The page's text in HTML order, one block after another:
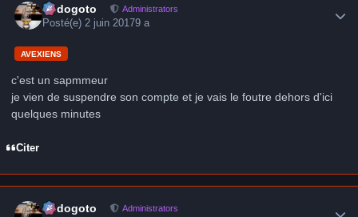
frédogoto Administrators
Posté(e)2 juin 20179 a
AVEXIENS
c'est un sapmmeur
je vien de suspendre son compte et je vais le foutre dehors d'ici
quelques minutes
Citer
frédogoto Administrators